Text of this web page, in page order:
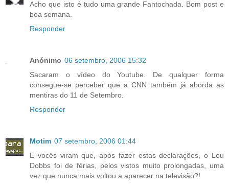
Acho que isto é tudo uma grande Fantochada. Bom post e
boa semana.
Responder
Anónimo 06 setembro, 2006 15:32
Sacaram o vídeo do Youtube. De qualquer forma
consegue-se perceber que a CNN também já aborda as
mentiras do 11 de Setembro.
Responder
Motim 07 setembro, 2006 01:44
E vocês viram que, após fazer estas declarações, o Lou
Dobbs foi de férias, pelos vistos muito prolongadas, uma
vez que nunca mais voltou a aparecer na televisão?!